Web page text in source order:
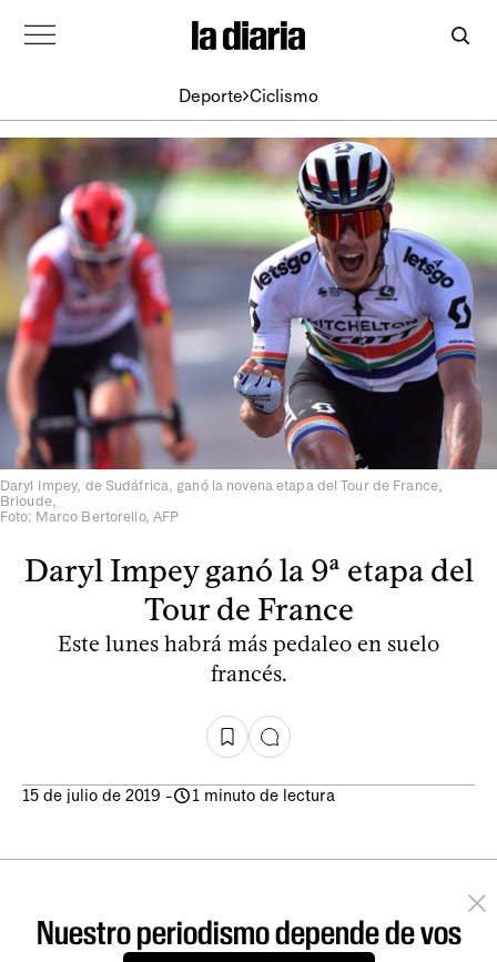
Deporte Ciclismo
Daryl Impey, de Sudáfrica, ganó la novena etapa del Tour de France,
Brioude,
Foto: Marco Bertorello, AFP
Daryl Impey ganó la 9ª etapa del
Tour de France
Este lunes habrá más pedaleo en suelo
francés.
15 de julio de 2019 - 1 minuto de lectura
Nuestro periodismo depende de vos